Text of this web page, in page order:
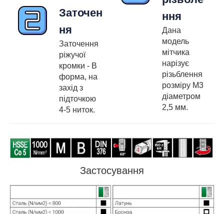
Заточен
ня
Заточення
ріжучої
кромки - В
форма, на
захід з
підточкою
4-5 ниток.
ння
Дана
модель
мітчика
нарізує
різьблення
розміру М3
діаметром
2,5 мм.
Застосування